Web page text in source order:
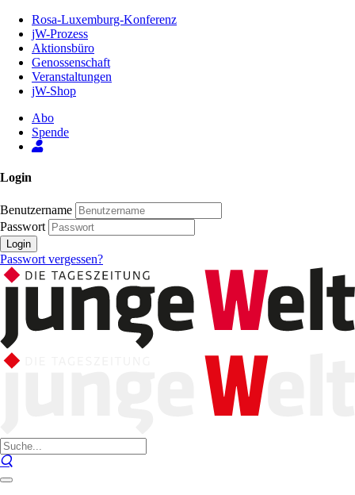
Inhalt
Seite
Rosa-Luxemburg-Konferenz
jW-Prozess
Aktionsbüro
Genossenschaft
Veranstaltungen
jW-Shop
Abo
Spende
Login
Benutzername
Passwort
Login
Passwort vergessen?